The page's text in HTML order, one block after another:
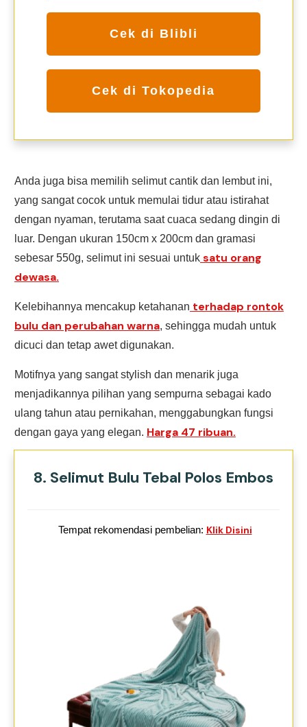
Cek di Blibli
Cek di Tokopedia
Anda juga bisa memilih selimut cantik dan lembut ini,
yang sangat cocok untuk memulai tidur atau istirahat
dengan nyaman, terutama saat cuaca sedang dingin di
luar. Dengan ukuran 150cm x 200cm dan gramasi
sebesar 550g, selimut ini sesuai untuk satu orang
dewasa.
Kelebihannya mencakup ketahanan terhadap rontok
bulu dan perubahan warna, sehingga mudah untuk
dicuci dan tetap awet digunakan.
Motifnya yang sangat stylish dan menarik juga
menjadikannya pilihan yang sempurna sebagai kado
ulang tahun atau pernikahan, menggabungkan fungsi
dengan gaya yang elegan. Harga 47 ribuan.
8. Selimut Bulu Tebal Polos Embos
Tempat rekomendasi pembelian: Klik Disini